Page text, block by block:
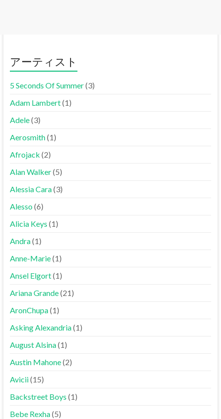
アーティスト
5 Seconds Of Summer(3)
Adam Lambert(1)
Adele(3)
Aerosmith(1)
Afrojack (2)
Alan Walker(5)
Alessia Cara(3)
Alesso(6)
Alicia Keys (1)
Andra(1)
Anne-Marie(1)
Ansel Elgort(1)
Ariana Grande(21)
AronChupa(1)
Asking Alexandria(1)
August Alsina(1)
Austin Mahone(2)
Avicii(15)
Backstreet Boys (1)
Bebe Rexha(5)